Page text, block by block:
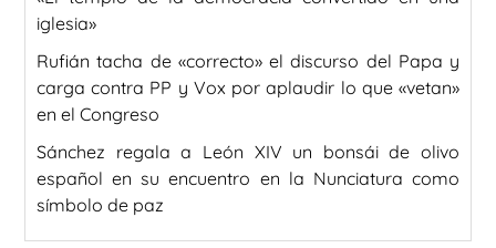
iglesia»
Rufián tacha de «correcto» el discurso del Papa y
carga contra PP y Vox por aplaudir lo que «vetan»
en el Congreso
Sánchez regala a León XIV un bonsái de olivo
español en su encuentro en la Nunciatura como
símbolo de paz